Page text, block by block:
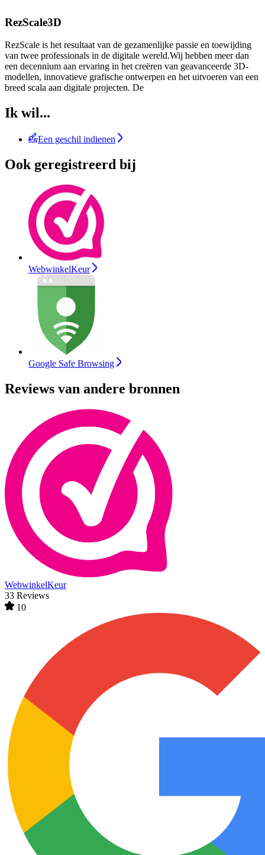
RezScale3D
RezScale is het resultaat van de gezamenlijke passie en toewijding
van twee professionals in de digitale wereld.Wij hebben meer dan
een decennium aan ervaring in het creëren van geavanceerde 3D-
modellen, innovatieve grafische ontwerpen en het uitvoeren van een
breed scala aan digitale projecten. De
Ik wil...
Een geschil indienen
Ook geregistreerd bij
WebwinkelKeur
Google Safe Browsing
Reviews van andere bronnen
WebwinkelKeur
33 Reviews
10